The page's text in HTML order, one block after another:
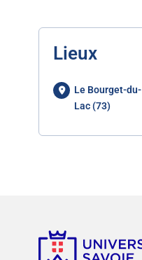
Lieux
Le Bourget-du-
Lac (73)